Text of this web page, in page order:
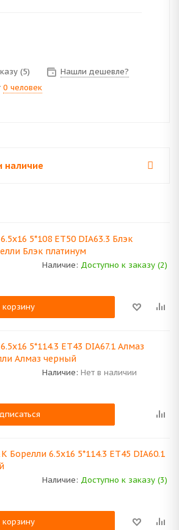
(5)
Нашли дешевле?
0 человек
наличие
5*108 ET50 DIA63.3 Блэк
Блэк платинум
Наличие: Доступно к заказу (2)
корзину
5*114.3 ET43 DIA67.1 Алмаз
Алмаз черный
Наличие: Нет в наличии
Борелли 6.5x16 5*114.3 ET45 DIA60.1
Наличие: Доступно к заказу (3)
корзину